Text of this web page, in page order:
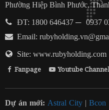
Phường Hiệp Bình Phước,
ĐT: 1800 646437 ─ 0937
Email:
Site: www.rubyholding.com
Fanpage Youtube Channel
Dự án mới: Astral City |Bcon